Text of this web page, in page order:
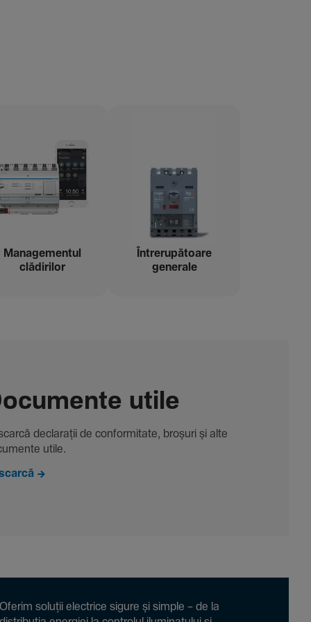
Managementul
clădi­rilor
Între­ru­pă­toare
gene­rale
utile
decla­rații de conformitate, broșuri și alte
utile.
soluții electrice sigure și simple – de la